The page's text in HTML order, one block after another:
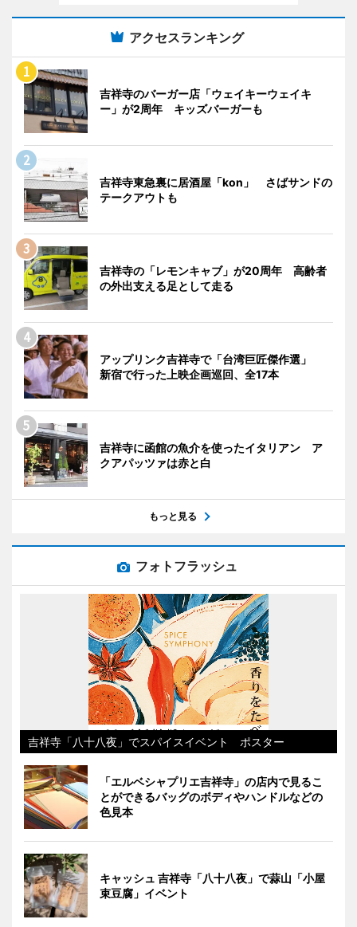
アクセスランキング
吉祥寺のバーガー店「ウェイキーウェイキ
ー」が2周年 キッズバーガーも
吉祥寺東急裏に居酒屋「kon」 さばサンドの
テークアウトも
吉祥寺の「レモンキャブ」が20周年 高齢者
の外出支える足として走る
アップリンク吉祥寺で「台湾巨匠傑作選」
新宿で行った上映企画巡回、全17本
吉祥寺に函館の魚介を使ったイタリアン ア
クアパッツァは赤と白
もっと見る
フォトフラッシュ
吉祥寺「八十八夜」でスパイスイベント ポスター
「エルベシャプリエ吉祥寺」の店内で見るこ
とができるバッグのボディやハンドルなどの
色見本
キャッシュ 吉祥寺「八十八夜」で蒜山「小屋
束豆腐」イベント